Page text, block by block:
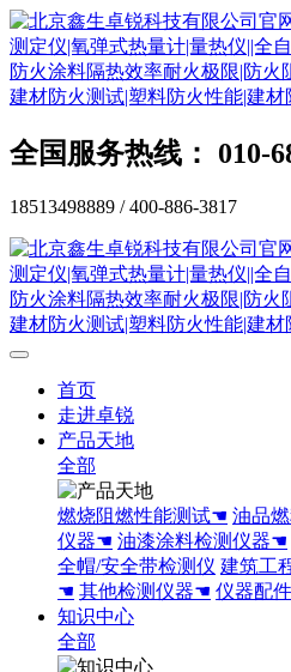
全国服务热线： 010-
18513498889 / 400-886-3817
首页
走进卓锐
产品天地
全部
燃烧阻燃性能测试☚ 油品
仪器☚ 油漆涂料检测仪器☚
全帽/安全带检测仪 建筑工
☚ 其他检测仪器☚ 仪器配件
知识中心
全部